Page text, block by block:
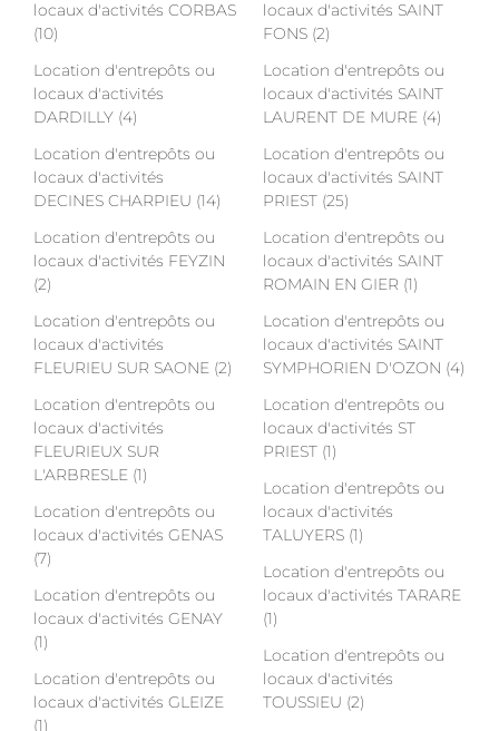
locaux d'activités CORBAS
(10)
Location d'entrepôts ou
locaux d'activités
DARDILLY (4)
Location d'entrepôts ou
locaux d'activités
DECINES CHARPIEU (14)
Location d'entrepôts ou
locaux d'activités FEYZIN
(2)
Location d'entrepôts ou
locaux d'activités
FLEURIEU SUR SAONE (2)
Location d'entrepôts ou
locaux d'activités
FLEURIEUX SUR
L'ARBRESLE (1)
Location d'entrepôts ou
locaux d'activités GENAS
(7)
Location d'entrepôts ou
locaux d'activités GENAY
(1)
Location d'entrepôts ou
locaux d'activités GLEIZE
(1)
locaux d'activités SAINT
FONS (2)
Location d'entrepôts ou
locaux d'activités SAINT
LAURENT DE MURE (4)
Location d'entrepôts ou
locaux d'activités SAINT
PRIEST (25)
Location d'entrepôts ou
locaux d'activités SAINT
ROMAIN EN GIER (1)
Location d'entrepôts ou
locaux d'activités SAINT
SYMPHORIEN D'OZON (4)
Location d'entrepôts ou
locaux d'activités ST
PRIEST (1)
Location d'entrepôts ou
locaux d'activités
TALUYERS (1)
Location d'entrepôts ou
locaux d'activités TARARE
(1)
Location d'entrepôts ou
locaux d'activités
TOUSSIEU (2)